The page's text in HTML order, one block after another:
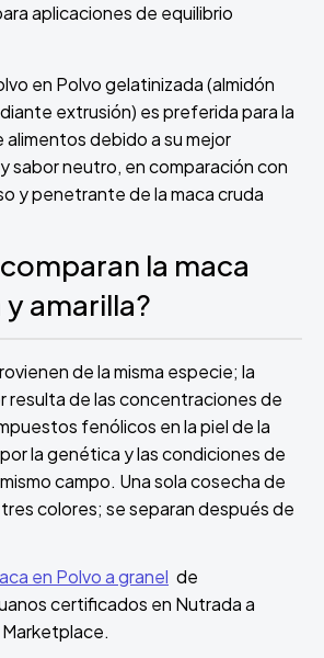
aplicaciones de equilibrio
en Polvo gelatinizada (almidón
extrusión) es preferida para la
debido a su mejor
sabor neutro, en comparación con
y penetrante de la maca cruda
la maca
amarilla?
de la misma especie; la
resulta de las concentraciones de
fenólicos en la piel de la
la genética y las condiciones de
campo. Una sola cosecha de
colores; se separan después de
en Polvo a granel de
certificados en Nutrada a